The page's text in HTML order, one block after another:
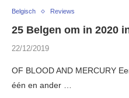
Belgisch Reviews
25 Belgen om in 2020
22/12/2019
OF BLOOD AND MERCURY
één en ander …